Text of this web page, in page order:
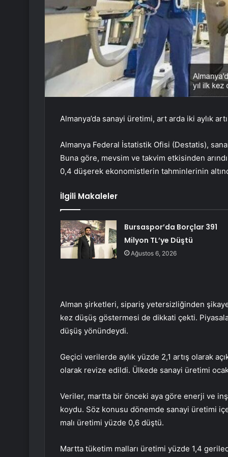
Almanya’da sanayi üretimi, art arda iki aylık
Almanya Federal İstatistik Ofisi (Destatis),
Buna göre, mevsim ve takvim etkisinden
0,4 düşerek ekonomistlerin tahminlerinin
İlgili Makaleler
Bursaspor’da Borçlar 391
Milyon TL’ye Düştü
Ağustos 6, 2026
Alman şirketleri, sipariş yetersizliğinden
kez düşüş göstermesi de dikkati çekti.
düşüş yönündeydi.
Geçici verilerde aylık yüzde 2,1 artış olarak
olarak revize edildi. Ülkede sanayi üretimi
Veriler, martta bir önceki aya göre enerji ve
koydu. Söz konusu dönemde sanayi üretimi
malı üretimi yüzde 0,6 düştü.
Martta tüketim malları üretimi yüzde 1,4